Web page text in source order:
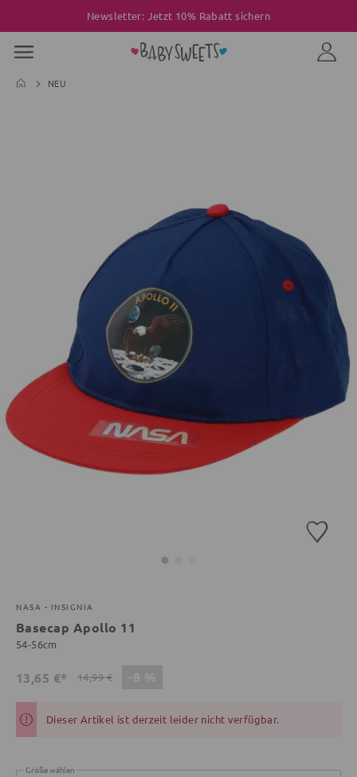
Newsletter: Jetzt 10% Rabatt sichern
NEU
NASA - INSIGNIA
Basecap Apollo 11
54-56cm
13,65 €* 14,99 €
Dieser Artikel ist derzeit leider nicht verfügbar.
Größe wählen